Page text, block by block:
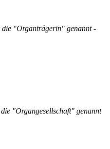
"Organträgerin" genannt -
"Organgesellschaft" genannt